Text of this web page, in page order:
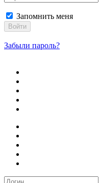
Запомнить меня
Войти
Забыли пароль?